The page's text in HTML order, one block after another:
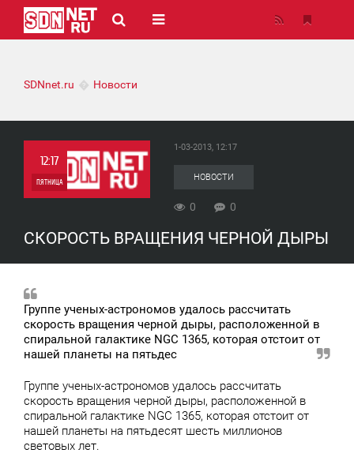
SDNnet.ru Новости
12:17
ПЯТНИЦА
1-03-2013, 12:17
НОВОСТИ
0 0
СКОРОСТЬ ВРАЩЕНИЯ ЧЕРНОЙ ДЫРЫ
Группе ученых-астрономов удалось рассчитать
скорость вращения черной дыры, расположенной в
спиральной галактике NGC 1365, которая отстоит от
нашей планеты на пятьдес
Группе ученых-астрономов удалось рассчитать
скорость вращения черной дыры, расположенной в
спиральной галактике NGC 1365, которая отстоит от
нашей планеты на пятьдесят шесть миллионов
световых лет.